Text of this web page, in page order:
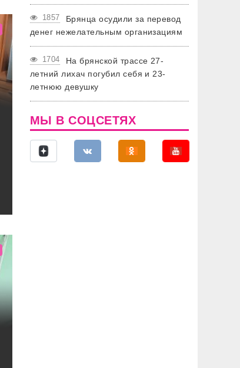
1857
Брянца осудили за перевод
денег нежелательным организациям
1704
На брянской трассе 27-
летний лихач погубил себя и 23-
летнюю девушку
МЫ В СОЦСЕТЯХ